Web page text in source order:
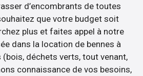
d’encombrants de toutes
que votre budget soit
plus et faites appel à notre
dans la location de bennes à
déchets verts, tout venant,
connaissance de vos besoins,